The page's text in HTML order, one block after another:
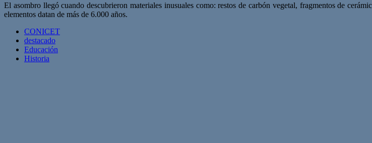
El asombro llegó cuando descubrieron materiales inusuales como: restos de carbón vegetal, fragmentos de
elementos datan de más de 6.000 años.
CONICET
destacado
Educación
Historia